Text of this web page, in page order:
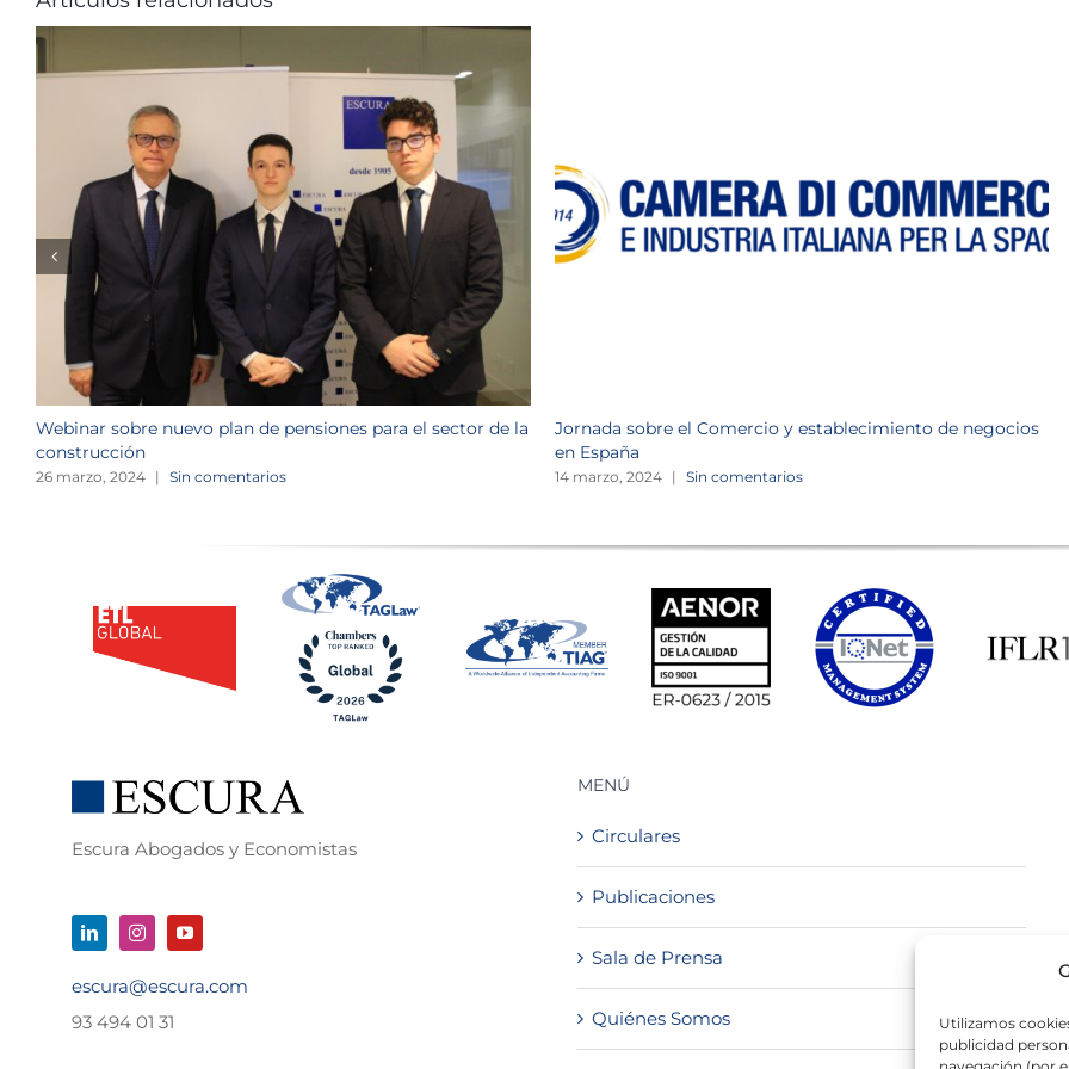
Utilizamos
publicidad
Webinar sobre nuevo plan de pensiones para el sector de la
construcción
26 marzo, 2024 | Sin comentarios
Jornada sobre el Comercio y establecimiento de negocios
en España
14 marzo, 2024 | Sin comentarios
Escura Abogados y Economistas
escura@escura.com
93 494 01 31
MENÚ
Circulares
Publicaciones
Sala de Prensa
Quiénes Somos